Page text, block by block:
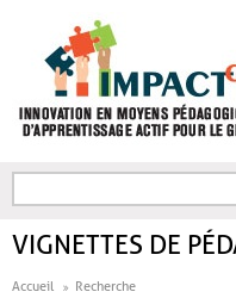
FORMULAIRE DE
VIGNETTES DE
Accueil Recherche